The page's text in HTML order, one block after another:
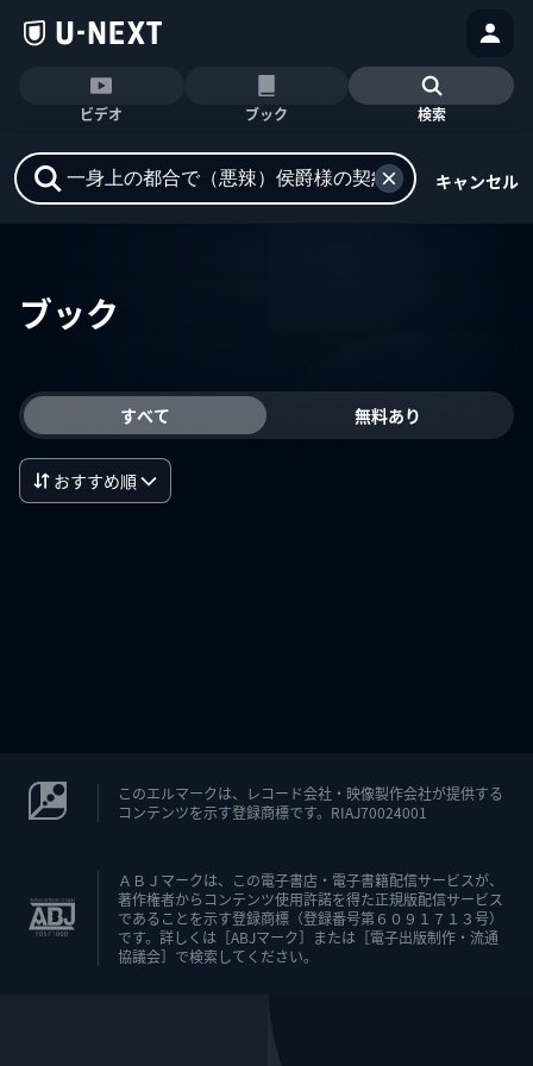
ビデオ ブック 検索
キャンセル
ブック
すべて 無料あり
おすすめ順
このエルマークは、レコード会社・映像製作会社が提供する
コンテンツを示す登録商標です。RIAJ70024001
ＡＢＪマークは、この電子書店・電子書籍配信サービスが、
著作権者からコンテンツ使用許諾を得た正規版配信サービス
であることを示す登録商標（登録番号第６０９１７１３号）
です。詳しくは［ABJマーク］または［電子出版制作・流通
協議会］で検索してください。